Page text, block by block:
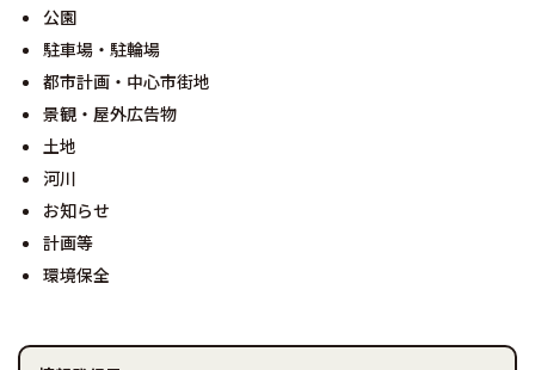
公園
駐車場・駐輪場
都市計画・中心市街地
景観・屋外広告物
土地
河川
お知らせ
計画等
環境保全